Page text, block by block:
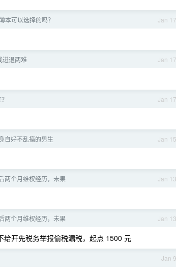
Jan 17
本可以选择的吗？
Jan 17
进退两难
Jan 17
Jan 15
自好不乱搞的男生
Jan 13
两个月维权经历，未果
Jan 13
两个月维权经历，未果
开先税务举报偷税漏税，起点 1500 元
Jan 9